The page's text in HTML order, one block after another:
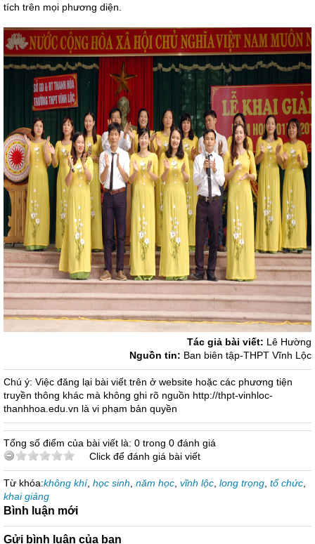
tích trên mọi phương diện.
Tác giả bài viết: Lê Hường
Nguồn tin: Ban biên tập-THPT Vĩnh Lộc
Chú ý: Việc đăng lại bài viết trên ở website hoặc các phương tiện
truyền thông khác mà không ghi rõ nguồn http://thpt-vinhloc-
thanhhoa.edu.vn là vi phạm bản quyền
Tổng số điểm của bài viết là: 0 trong 0 đánh giá
Click để đánh giá bài viết
Từ khóa:không khí, học sinh năm học vĩnh lộc long trọng tổ chức
khai giảng
Bình luận mới
Gửi bình luận của bạn